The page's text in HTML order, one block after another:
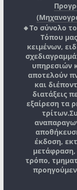
🔸Το σύνολο
Τόπου
κειμένων,
υπηρεσιών
αποτελούν
και
διατάξεις
εξαίρεση τα
τρίτων.
έκδοση,
τρόπο,